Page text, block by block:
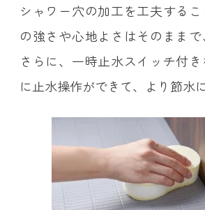
シャワー穴の加工を工夫する
の強さや心地よさはそのままで
さらに、一時止水スイッチ付
に止水操作ができて、より節水